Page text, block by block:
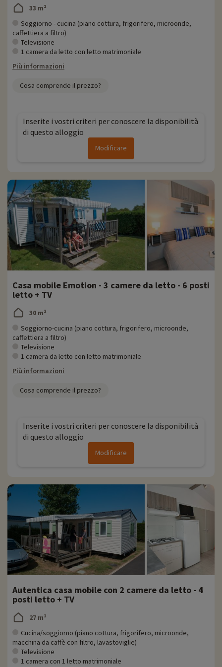
33 m²
Soggiorno - cucina (piano cottura, frigorifero, microonde,
caffettiera a filtro)
Televisione
1 camera da letto con letto matrimoniale
Più informazioni
Cosa comprende il prezzo?
Inserite i vostri criteri per conoscere la disponibilità
di questo alloggio
Modificare
Casa mobile Emotion - 3 camere da letto - 6 posti
letto + TV
30 m²
Soggiorno-cucina (piano cottura, frigorifero, microonde,
caffettiera a filtro)
Televisione
1 camera da letto con letto matrimoniale
Più informazioni
Cosa comprende il prezzo?
Inserite i vostri criteri per conoscere la disponibilità
di questo alloggio
Modificare
Autentica casa mobile con 2 camere da letto - 4
posti letto + TV
27 m²
Cucina/soggiorno (piano cottura, frigorifero, microonde,
macchina da caffè con filtro, lavastoviglie)
Televisione
1 camera con 1 letto matrimoniale